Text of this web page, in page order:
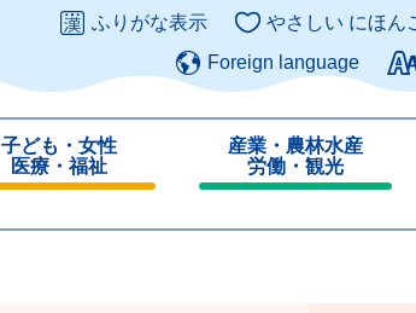
このペー
ふりがな表示 やさしい にほん
Foreign language
子ども・女性
医療・福祉
産業・農林水産
労働・観光
じ